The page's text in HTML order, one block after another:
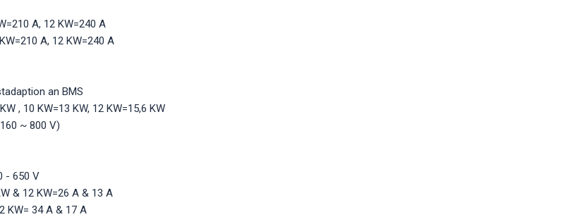
A, 12 KW=240 A
A, 12 KW=240 A
an BMS
, 10 KW=13 KW, 12 KW=15,6 KW
~ 800 V)
- 650 V
& 12 KW=26 A & 13 A
KW= 34 A & 17 A